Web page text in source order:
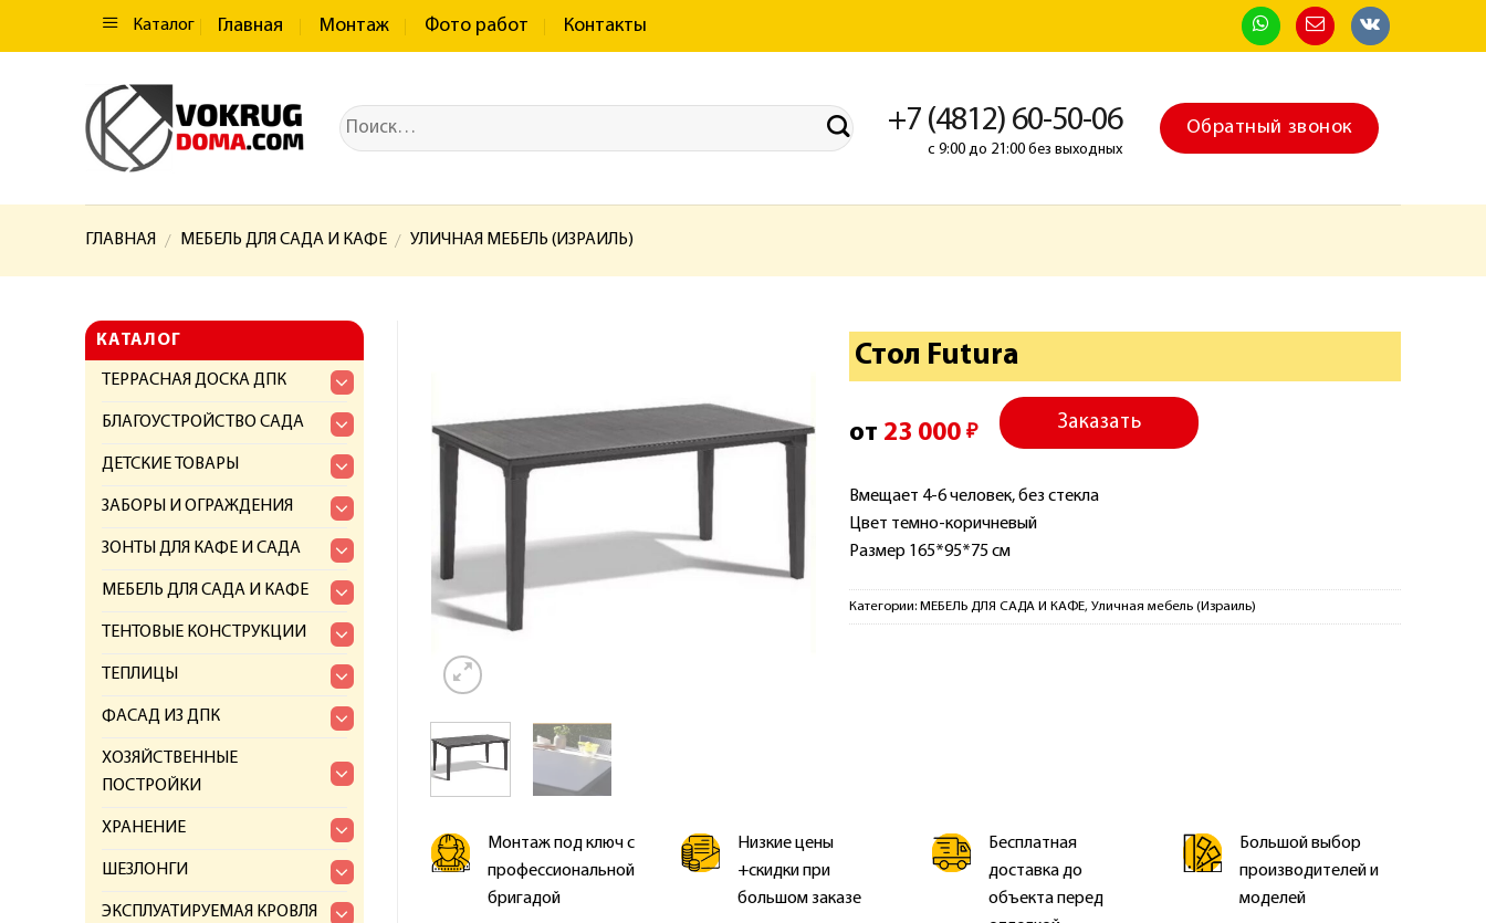
Каталог Главная Монтаж Фото работ Контакты
+7 (4812) 60-50-06
с 9:00 до 21:00 без выходных
Обратный звонок
ГЛАВНАЯ / МЕБЕЛЬ ДЛЯ САДА И КАФЕ / УЛИЧНАЯ МЕБЕЛЬ (ИЗРАИЛЬ)
Стол Futura
от 23 000 ₽
Заказать
Вмещает 4-6 человек, без стекла
Цвет темно-коричневый
Размер 165*95*75 см
Категории: МЕБЕЛЬ ДЛЯ САДА И КАФЕ, Уличная мебель (Израиль)
Монтаж под ключ с
профессиональной
бригадой
Низкие цены
+скидки при
большом заказе
Бесплатная
доставка до
объекта перед
Большой выбор
производителей и
моделей
КАТАЛОГ
ТЕРРАСНАЯ ДОСКА ДПК
БЛАГОУСТРОЙСТВО САДА
ДЕТСКИЕ ТОВАРЫ
ЗАБОРЫ И ОГРАЖДЕНИЯ
ЗОНТЫ ДЛЯ КАФЕ И САДА
МЕБЕЛЬ ДЛЯ САДА И КАФЕ
ТЕНТОВЫЕ КОНСТРУКЦИИ
ТЕПЛИЦЫ
ФАСАД ИЗ ДПК
ХОЗЯЙСТВЕННЫЕ
ПОСТРОЙКИ
ХРАНЕНИЕ
ШЕЗЛОНГИ
ЭКСПЛУАТИРУЕМАЯ КРОВЛЯ